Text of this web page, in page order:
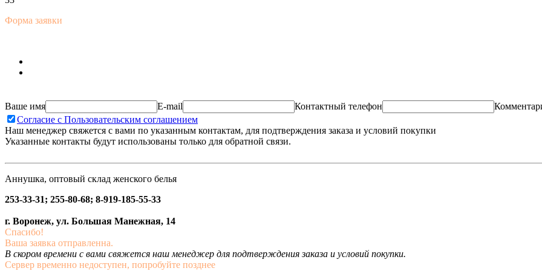
Форма заявки
Ваше имя E-mail Контактный телефон
Согласие с Пользовательским соглашением
Наш менеджер свяжется с вами по указанным контактам, для подтверждения заказа и условий покупки
Указанные контакты будут использованы только для обратной связи.
Аннушка, оптовый склад женского белья
253-33-31; 255-80-68; 8-919-185-55-33
г. Воронеж, ул. Большая Манежная, 14
Спасибо!
Ваша заявка отправленна.
В скором времени с вами свяжется наш менеджер для подтверждения заказа и условий покупки.
Сервер временно недоступен, попробуйте позднее